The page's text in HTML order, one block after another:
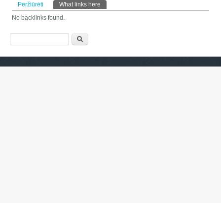
Pirminės kortelės
Peržiūrėti What links here
No backlinks found.
Paieškos forma